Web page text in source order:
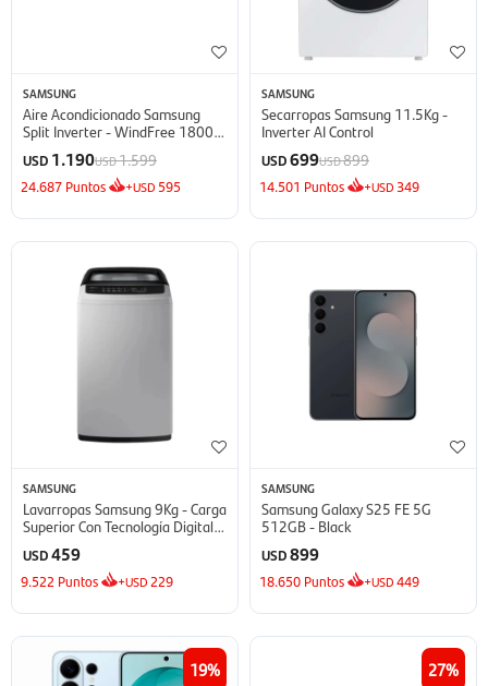
SAMSUNG
Aire Acondicionado Samsung
Split Inverter - WindFree 18000
BTU
USD 1.190USD1.599
24.687 Puntos +USD 595
SAMSUNG
Secarropas Samsung 11.5Kg -
Inverter AI Control
USD699USD899
14.501 Puntos +USD 349
SAMSUNG
Lavarropas Samsung 9Kg - Carga
Superior Con Tecnología Digital
Inverter
USD459
9.522 Puntos +USD 229
SAMSUNG
Samsung Galaxy S25 FE 5G
512GB - Black
USD899
18.650 Puntos +USD449
19 27